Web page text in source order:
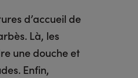
d’accueil de
Là, les
une douche et
Enfin,